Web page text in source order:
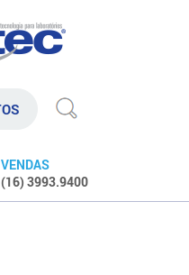
VENDAS
(16) 3993.9400